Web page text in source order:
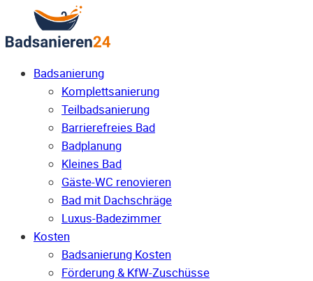
Badsanierung
Komplettsanierung
Teilbadsanierung
Barrierefreies Bad
Badplanung
Kleines Bad
Gäste-WC renovieren
Bad mit Dachschräge
Luxus-Badezimmer
Kosten
Badsanierung Kosten
Förderung & KfW-Zuschüsse